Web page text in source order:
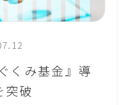
くみ基金』導
突破